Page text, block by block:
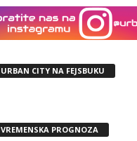
URBAN CITY NA FEJSBUKU
VREMENSKA PROGNOZA